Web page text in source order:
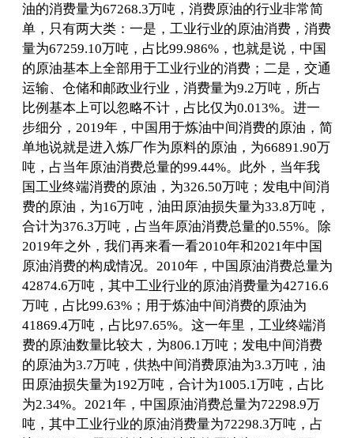
油的消费量为67268.3万吨，消费原油的行业非常简
单，只有两大类：一是，工业行业的原油消费，消费
量为67259.10万吨，占比99.986%，也就是说，中国
的原油基本上全部用于工业行业的消费；二是，交通
运输、仓储和邮政业行业，消费量为9.2万吨，所占
比例基本上可以忽略不计，占比仅为0.013%。进一
步细分，2019年，中国用于炼油中间消费的原油，简
单地说就是进入炼厂作为原料的原油，为66891.90万
吨，占当年原油消费总量的99.44%。此外，当年我
国工业终端消费的原油，为326.50万吨；发电中间消
费的原油，为16万吨，油田原油损失量为33.8万吨，
合计为376.3万吨，占当年原油消费总量的0.55%。除
2019年之外，我们再来看一看2010年和2021年中国
原油消费的构成情况。2010年，中国原油消费总量为
42874.6万吨，其中工业行业的原油消费量为42716.6
万吨，占比99.63%；用于炼油中间消费的原油为
41869.4万吨，占比97.65%。这一年里，工业终端消
费的原油数量比较大，为806.1万吨；发电中间消费
的原油为3.7万吨，供热中间消费原油为3.3万吨，油
田原油损失量为192万吨，合计为1005.1万吨，占比
为2.34%。2021年，中国原油消费总量为72298.9万
吨，其中工业行业的原油消费量为72298.3万吨，占